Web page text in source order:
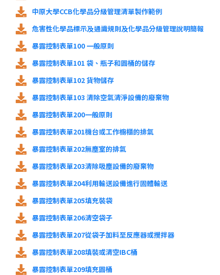
中原大學CCB化學品分級管理清單製作範例
危害性化學品標示及通識規則及化學品分級管理說明簡報
暴露控制表單100 一般原則
暴露控制表單101 袋、瓶子和圓桶的儲存
暴露控制表單102 貨物儲存
暴露控制表單103 清除空氣清淨設備的廢棄物
暴露控制表單200一般原則
暴露控制表單201機台或工作櫥櫃的排氣
暴露控制表單202無塵室的排氣
暴露控制表單203清除吸塵設備的廢棄物
暴露控制表單204利用輸送設備進行固體輸送
暴露控制表單205填充裝袋
暴露控制表單206清空袋子
暴露控制表單207從袋子加料至反應器或攪拌器
暴露控制表單208填裝或清空IBC桶
暴露控制表單209填充圓桶